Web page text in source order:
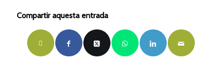
Compartir aquesta entrada